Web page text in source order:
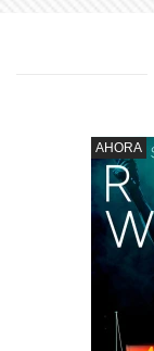
AHORA